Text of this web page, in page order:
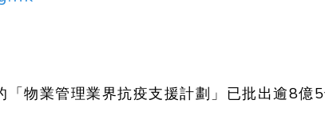
「物業管理業界抗疫支援計劃」已批出逾8億